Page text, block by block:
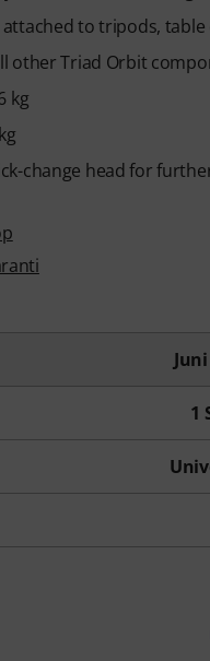
attached to tripods,
other Triad Orbit
kg
change head for
1